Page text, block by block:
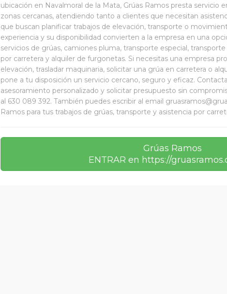
ubicación en Navalmoral de la Mata, Grúas Ramos presta servicio
zonas cercanas, atendiendo tanto a clientes que necesitan
que buscan planificar trabajos de elevación, transporte o
experiencia y su disponibilidad convierten a la empresa en una
servicios de grúas, camiones pluma, transporte especial,
por carretera y alquiler de furgonetas. Si necesitas una empresa
elevación, trasladar maquinaria, solicitar una grúa en carretera o
pone a tu disposición un servicio cercano, seguro y eficaz.
asesoramiento personalizado y solicitar presupuesto sin
al 630 089 392. También puedes escribir al email
Ramos para tus trabajos de grúas, transporte y asistencia por
Grúas Ramos
ENTRAR en https://